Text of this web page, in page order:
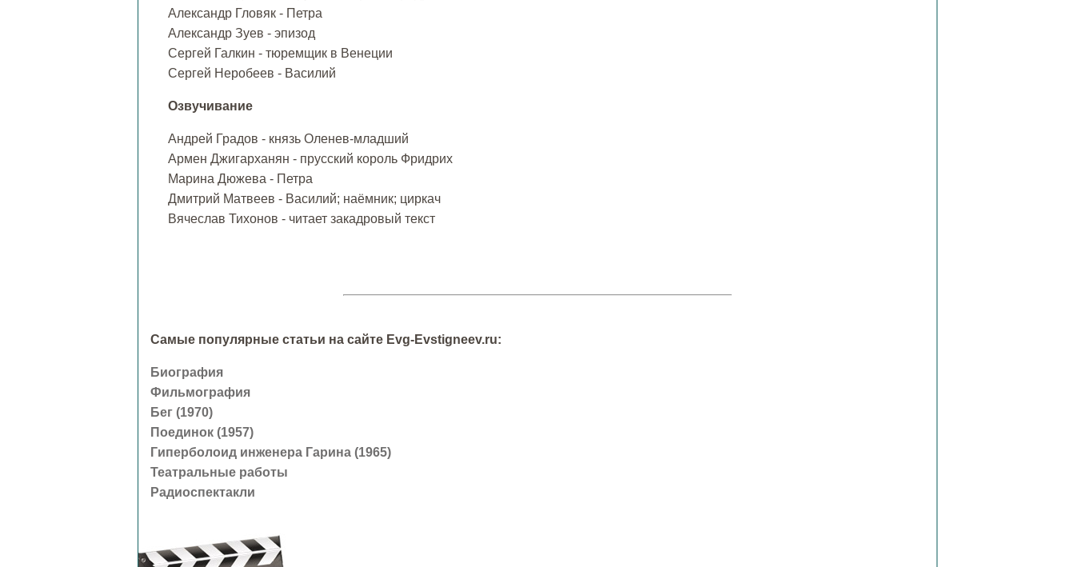
Александр Гловяк - Петра
Александр Зуев - эпизод
Сергей Галкин - тюремщик в Венеции
Сергей Неробеев - Василий
Озвучивание
Андрей Градов - князь Оленев-младший
Армен Джигарханян - прусский король Фридрих
Марина Дюжева - Петра
Дмитрий Матвеев - Василий; наёмник; циркач
Вячеслав Тихонов - читает закадровый текст
Самые популярные статьи на сайте Evg-Evstigneev.ru:
Биография
Фильмография
Бег (1970)
Поединок (1957)
Гиперболоид инженера Гарина (1965)
Театральные работы
Радиоспектакли